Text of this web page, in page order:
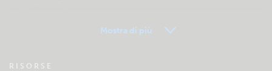
Mostra di più
RISORSE